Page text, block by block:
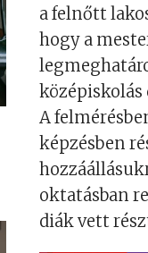
a felnőtt
hogy a
középiskolás
A
képzésben
oktatásban
diák vett